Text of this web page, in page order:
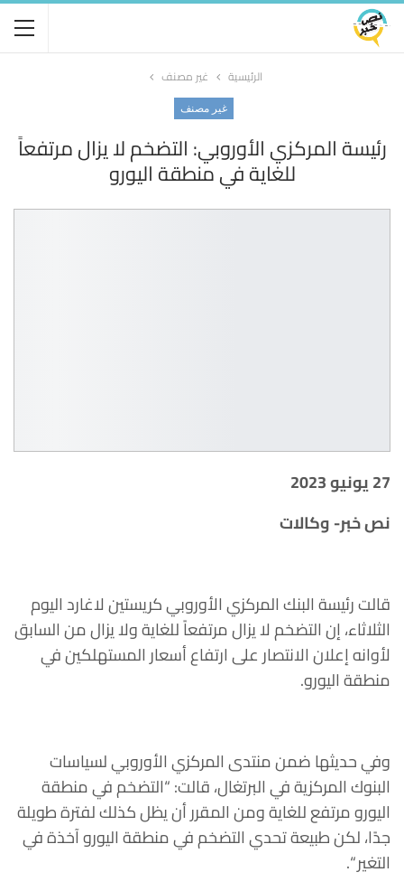
الرئيسية غير مصنف
غير مصنف
رئيسة المركزي الأوروبي: التضخم لا يزال مرتفعاً
للغاية في منطقة اليورو
27 يونيو 2023
نص خبر- وكالات
قالت رئيسة البنك المركزي الأوروبي كريستين لاغارد اليوم
الثلاثاء، إن التضخم لا يزال مرتفعاً للغاية ولا يزال من السابق
لأوانه إعلان الانتصار على ارتفاع أسعار المستهلكين في
منطقة اليورو.
وفي حديثها ضمن منتدى المركزي الأوروبي لسياسات
البنوك المركزية في البرتغال، قالت: “التضخم في منطقة
اليورو مرتفع للغاية ومن المقرر أن يظل كذلك لفترة طويلة
جدًا، لكن طبيعة تحدي التضخم في منطقة اليورو آخذة في
التغير “.